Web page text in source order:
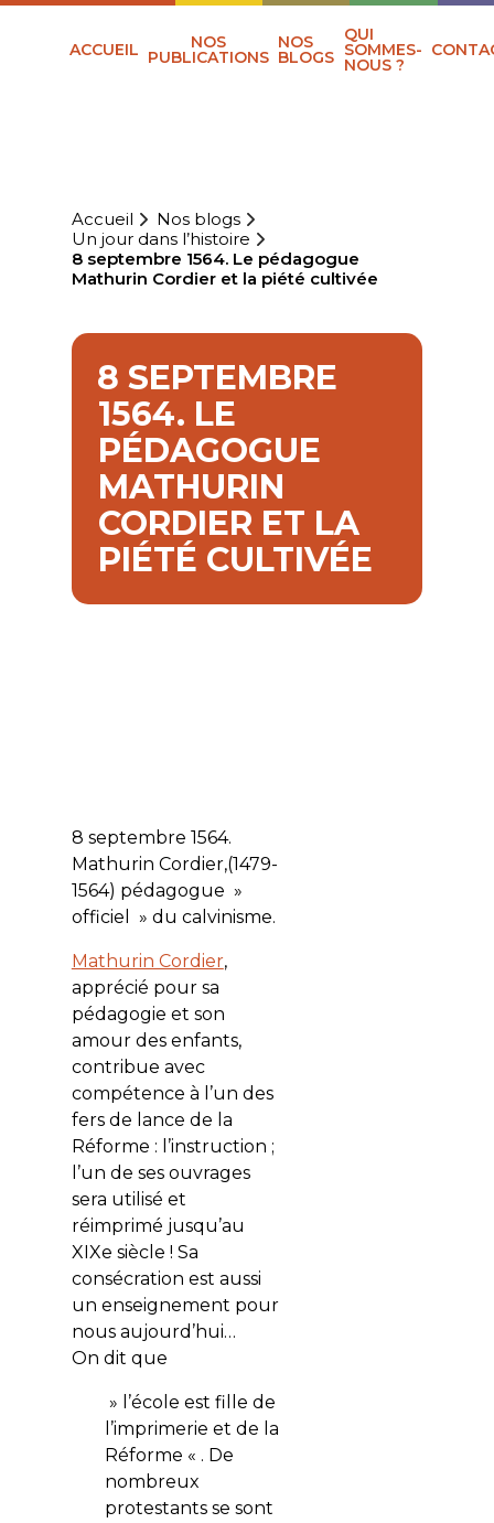
ACCUEIL NOS
PUBLICATIONS
NOS
BLOGS
QUI
SOMMES-
NOUS ?
Accueil
Nos blogs
Un jour dans l’histoire
8 septembre 1564. Le pédagogue
Mathurin Cordier et la piété cultivée
8 SEPTEMBRE
1564. LE
PÉDAGOGUE
MATHURIN
CORDIER ET LA
PIÉTÉ CULTIVÉE
8 septembre 1564.
Mathurin Cordier,(1479-
1564) pédagogue »
officiel » du calvinisme.
Mathurin Cordier,
apprécié pour sa
pédagogie et son
amour des enfants,
contribue avec
compétence à l’un des
fers de lance de la
Réforme : l’instruction ;
l’un de ses ouvrages
sera utilisé et
réimprimé jusqu’au
XIXe siècle ! Sa
consécration est aussi
un enseignement pour
nous aujourd’hui…
On dit que
» l’école est fille de
l’imprimerie et de la
Réforme « . De
nombreux
protestants se sont